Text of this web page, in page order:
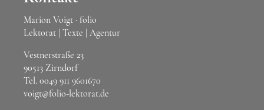
Marion Voigt · folio
Lektorat | Texte | Agentur
Vestnerstraße 23
90513 Zirndorf
Tel. 0049 911 9601670
voigt@folio-lektorat.de